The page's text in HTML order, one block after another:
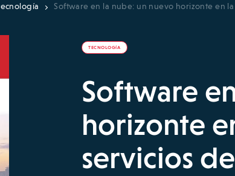
Software en la nube: un nuevo horizonte en
TECNOLOGÍA
Software
horizonte
servicios